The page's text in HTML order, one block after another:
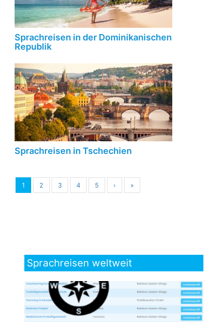
Sprachreisen in der Dominikanischen
Republik
Sprachreisen in Tschechien
1 2 3 4 5 › »
Sprachreisen weltweit